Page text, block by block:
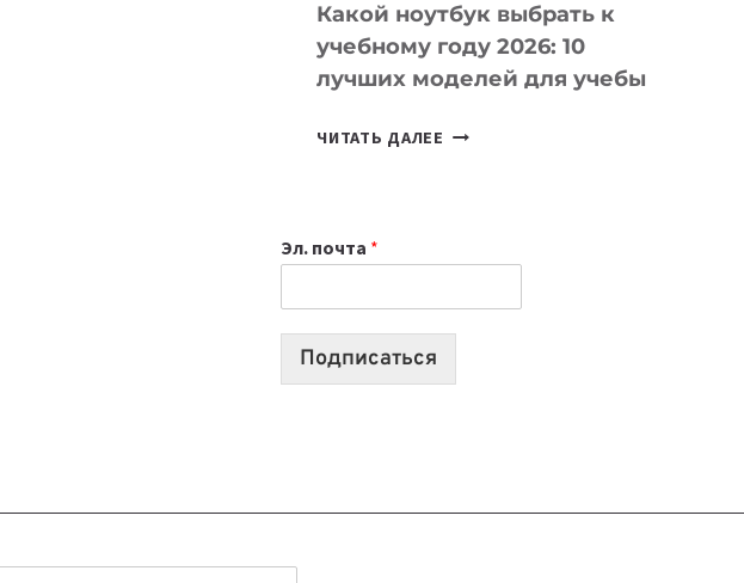
КОДА
Какой ноутбук выбрать к
учебному году 2026: 10
лучших моделей для учебы
ЧИТАТЬ ДАЛЕЕ КАКОЙ
2026:
10
Эл. почта *
Подписаться